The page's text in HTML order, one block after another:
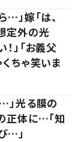
」嫁「は、
定外の光
」「お義父
ちゃ笑いま
」光る膜の
正体に…「知
…」